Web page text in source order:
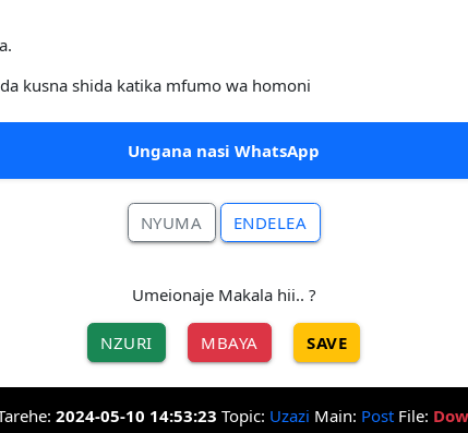
kusna shida katika mfumo wa homoni
Ungana nasi WhatsApp
NYUMA ENDELEA
Umeionaje Makala hii.. ?
NZURI MBAYA SAVE
2024-05-10 14:53:23 Topic: Uzazi Main: Post File: